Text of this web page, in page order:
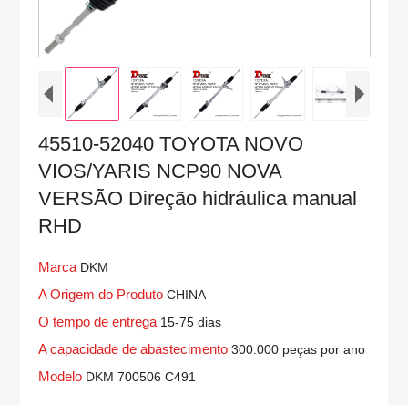
45510-52040 TOYOTA NOVO
VIOS/YARIS NCP90 NOVA
VERSÃO Direção hidráulica manual
RHD
Marca DKM
A Origem do ProdutoCHINA
O tempo de entrega 15-75 dias
A capacidade de abastecimento300.000 peças por ano
Modelo DKM 700506 C491